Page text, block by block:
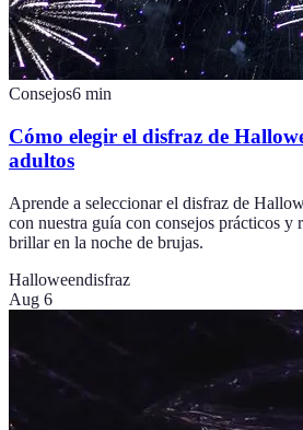
Consejos6 min
Cómo elegir el disfraz de
adultos
Aprende a seleccionar el disfraz de
con nuestra guía con consejos prácticos y
brillar en la noche de brujas.
Halloweendisfraz
Aug 6